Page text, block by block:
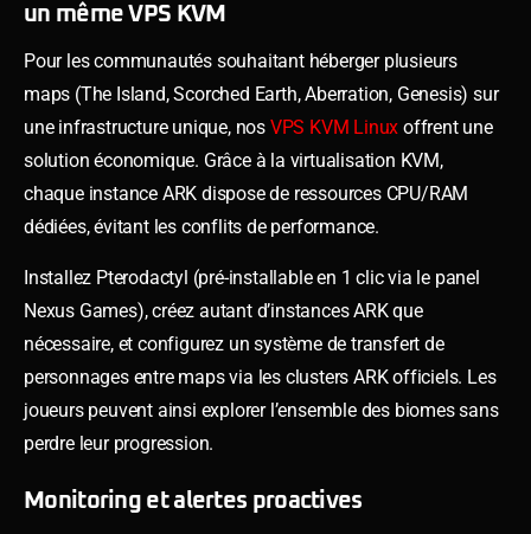
un même VPS KVM
Pour les communautés souhaitant héberger plusieurs
maps (The Island, Scorched Earth, Aberration, Genesis) sur
une infrastructure unique, nos VPS KVM Linux offrent une
solution économique. Grâce à la virtualisation KVM,
chaque instance ARK dispose de ressources CPU/RAM
dédiées, évitant les conflits de performance.
Installez Pterodactyl (pré-installable en 1 clic via le panel
Nexus Games), créez autant d’instances ARK que
nécessaire, et configurez un système de transfert de
personnages entre maps via les clusters ARK officiels. Les
joueurs peuvent ainsi explorer l’ensemble des biomes sans
perdre leur progression.
Monitoring et alertes proactives